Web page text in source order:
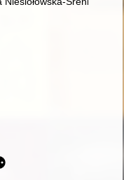
to Slavic countries